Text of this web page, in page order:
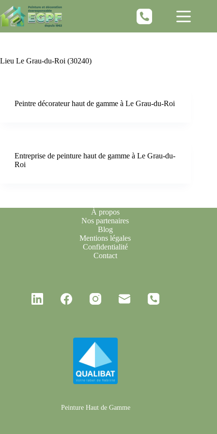
au
contenu
Lieu Le Grau-du-Roi (30240)
Peintre décorateur haut de gamme à Le Grau-du-Roi
Entreprise de peinture haut de gamme à Le Grau-du-
Roi
À propos
Nos partenaires
Blog
Mentions légales
Confidentialité
Contact
Peinture Haut de Gamme